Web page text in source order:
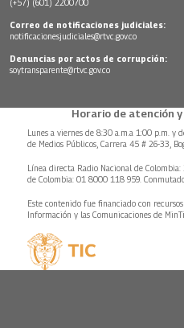
(+57) (601) 2200700
Correo de notificaciones judiciales:
notificacionesjudiciales@rtvc.gov.co
Denuncias por actos de corrupción:
soytransparente@rtvc.gov.co
Horario de atención
Lunes a viernes de 8:30 a.m.a 1:00 p.m. y
de Medios Públicos, Carrera 45 # 26-33,
Línea directa Radio Nacional de
de Colombia: 01 8000 118 959.
Este contenido fue financiado con
Información y las Comunicaciones de